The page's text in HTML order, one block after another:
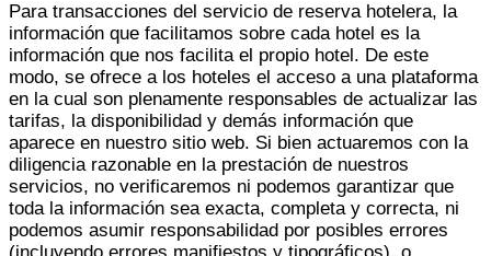
Para transacciones del servicio de reserva hotelera, la
información que facilitamos sobre cada hotel es la
información que nos facilita el propio hotel. De este
modo, se ofrece a los hoteles el acceso a una plataforma
en la cual son plenamente responsables de actualizar las
tarifas, la disponibilidad y demás información que
aparece en nuestro sitio web. Si bien actuaremos con la
diligencia razonable en la prestación de nuestros
servicios, no verificaremos ni podemos garantizar que
toda la información sea exacta, completa y correcta, ni
podemos asumir responsabilidad por posibles errores